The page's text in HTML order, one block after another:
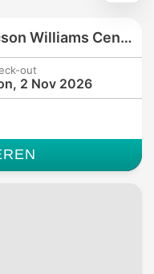
TownePlace Suites Tucson Williams Centre
out
2 Nov 2026